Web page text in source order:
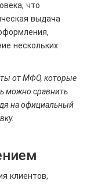
что
выдача
нескольких
от МФО, которые
можно сравнить
на официальный
клиентов,